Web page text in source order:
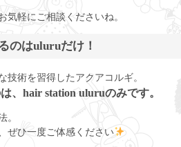
軽にご相談くださいね。
のはuluruだけ！
術を習得したアクアコルギ。
、hair station uluruのみです。
。
ぜひ一度ご体感ください